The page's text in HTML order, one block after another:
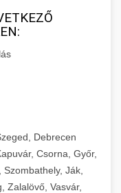
Debrecen
Csorna, Győr,
Ják,
Zalalövő, Vasvár,